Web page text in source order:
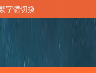
字體切換